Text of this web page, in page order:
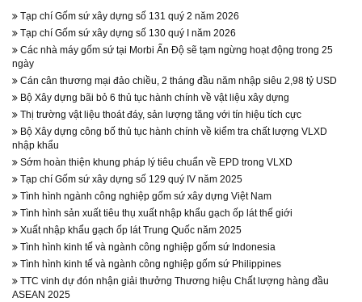
Tạp chí Gốm sứ xây dựng số 131 quý 2 năm 2026
Tạp chí Gốm sứ xây dựng số 130 quý I năm 2026
Các nhà máy gốm sứ tại Morbi Ấn Độ sẽ tạm ngừng hoạt động trong 25
ngày
Cán cân thương mại đảo chiều, 2 tháng đầu năm nhập siêu 2,98 tỷ USD
Bộ Xây dựng bãi bỏ 6 thủ tục hành chính về vật liệu xây dựng
Thị trường vật liệu thoát đáy, sản lượng tăng với tín hiệu tích cực
Bộ Xây dựng công bố thủ tục hành chính về kiểm tra chất lượng VLXD
nhập khẩu
Sớm hoàn thiện khung pháp lý tiêu chuẩn về EPD trong VLXD
Tạp chí Gốm sứ xây dựng số 129 quý IV năm 2025
Tình hình ngành công nghiệp gốm sứ xây dựng Việt Nam
Tình hình sản xuất tiêu thụ xuất nhập khẩu gạch ốp lát thế giới
Xuất nhập khẩu gạch ốp lát Trung Quốc năm 2025
Tình hình kinh tế và ngành công nghiệp gốm sứ Indonesia
Tình hình kinh tế và ngành công nghiệp gốm sứ Philippines
TTC vinh dự đón nhận giải thưởng Thương hiệu Chất lượng hàng đầu
ASEAN 2025